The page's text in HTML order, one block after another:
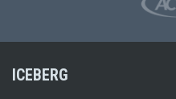
ICEBERG